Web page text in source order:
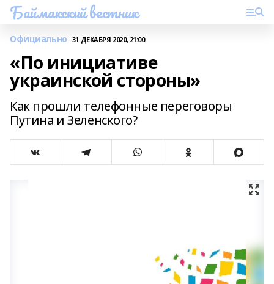
Баймакский вестник
Официально 31 ДЕКАБРЯ 2020, 21:00
«По инициативе
украинской стороны»
Как прошли телефонные переговоры
Путина и Зеленского?